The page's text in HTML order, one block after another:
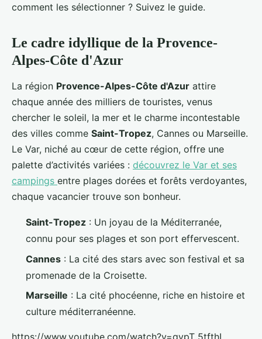
comment les sélectionner ? Suivez le guide.
Le cadre idyllique de la Provence-
Alpes-Côte d'Azur
La région Provence-Alpes-Côte d'Azur attire
chaque année des milliers de touristes, venus
chercher le soleil, la mer et le charme incontestable
des villes comme Saint-Tropez, Cannes ou Marseille.
Le Var, niché au cœur de cette région, offre une
palette d’activités variées : découvrez le Var et ses
campings entre plages dorées et forêts verdoyantes,
chaque vacancier trouve son bonheur.
Saint-Tropez : Un joyau de la Méditerranée,
connu pour ses plages et son port effervescent.
Cannes : La cité des stars avec son festival et sa
promenade de la Croisette.
Marseille : La cité phocéenne, riche en histoire et
culture méditerranéenne.